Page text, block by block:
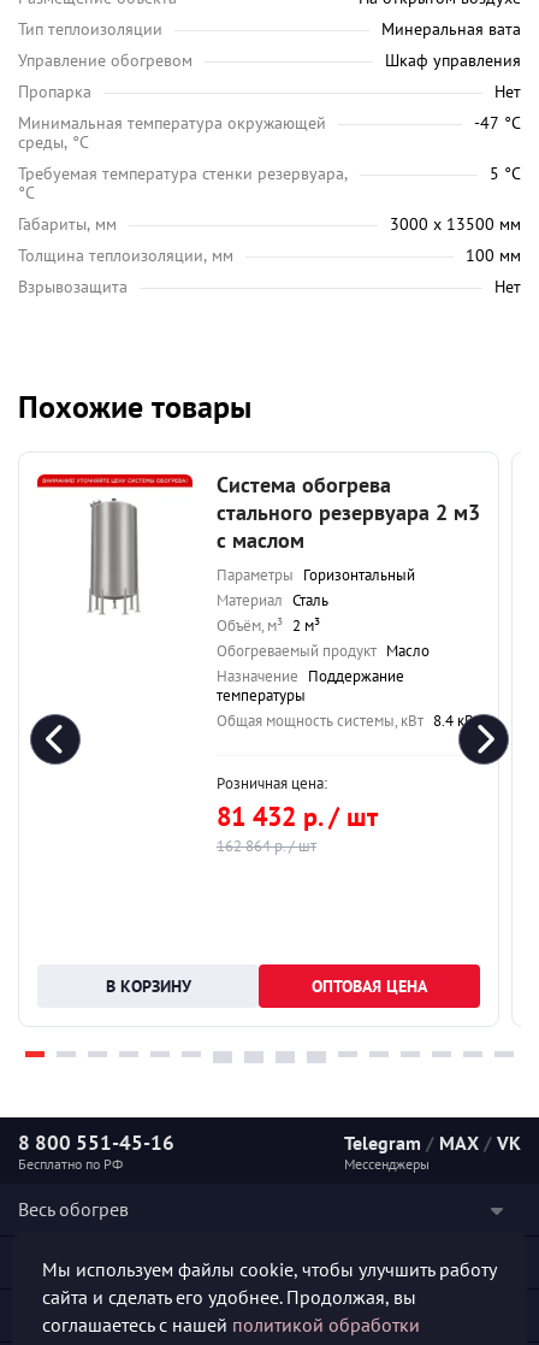
Тип теплоизоляции
Минеральная вата
Управление обогревом
Шкаф управления
Пропарка
Нет
Минимальная температура окружающей
среды, °C
-47 °C
Требуемая температура стенки резервуара,
°C
5 °C
Габариты, мм
3000 х 13500 мм
Толщина теплоизоляции, мм
100 мм
Взрывозащита
Нет
Похожие товары
Система обогрева
стального резервуара 2 м3
с маслом
Параметры Горизонтальный
Материал Сталь
Объём, м³ 2 м³
Обогреваемый продукт Масло
Назначение Поддержание
температуры
Общая мощность системы, кВт 8.4 кВт
Розничная цена:
81 432 р. / шт
162 864 р. / шт
ОПТОВАЯ ЦЕНА
8 800 551-45-16
Бесплатно по РФ
Telegram / MAX / VK
Мессенджеры
Весь обогрев
Наши услуги
Мы используем файлы cookie, чтобы улучшить работу
сайта и сделать его удобнее. Продолжая, вы
соглашаетесь с нашей политикой обработки